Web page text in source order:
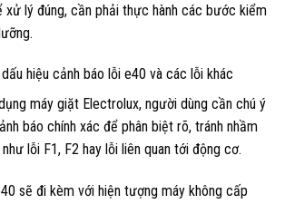
xử lý đúng, cần phải thực hành các bước kiểm
hiệu cảnh báo lỗi e40 và các lỗi khác
máy giặt Electrolux, người dùng cần chú ý
báo chính xác để phân biệt rõ, tránh nhầm
lỗi F1, F2 hay lỗi liên quan tới động cơ.
sẽ đi kèm với hiện tượng máy không cấp